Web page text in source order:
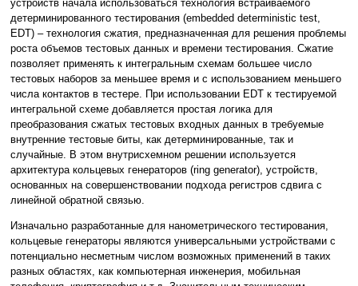
устройств начала использоваться технология встраиваемого
детерминированного тестирования (embedded deterministic test,
EDT) – технология сжатия, предназначенная для решения проблемы
роста объемов тестовых данных и времени тестирования. Сжатие
позволяет применять к интегральным схемам большее число
тестовых наборов за меньшее время и с использованием меньшего
числа контактов в тестере. При использовании EDT к тестируемой
интегральной схеме добавляется простая логика для
преобразования сжатых тестовых входных данных в требуемые
внутренние тестовые биты, как детерминированные, так и
случайные. В этом внутрисхемном решении используется
архитектура кольцевых генераторов (ring generator), устройств,
основанных на совершенствовании подхода регистров сдвига с
линейной обратной связью.
Изначально разработанные для нанометрического тестирования,
кольцевые генераторы являются универсальными устройствами с
потенциально несметным числом возможных применений в таких
разных областях, как компьютерная инженерия, мобильная